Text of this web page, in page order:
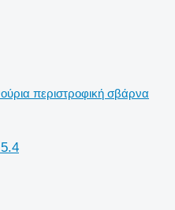
περιστροφική σβάρνα